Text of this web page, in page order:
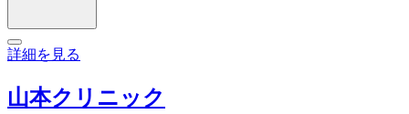
詳細を見る
山本クリニック